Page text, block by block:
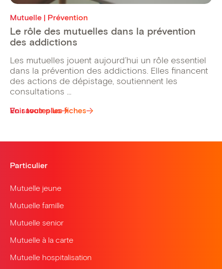
Voir toutes les fiches
Mutuelle | Prévention
Le rôle des mutuelles dans la prévention
des addictions
Les mutuelles jouent aujourd’hui un rôle essentiel
dans la prévention des addictions. Elles financent
des actions de dépistage, soutiennent les
consultations ...
En savoir plus
Particulier
Mutuelle jeune
Mutuelle famille
Mutuelle senior
Mutuelle à la carte
Mutuelle hospitalisation